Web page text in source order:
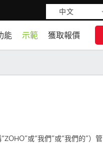
中文
能 示範 獲取報價
“ZOHO”或“我們”或“我們的”）管